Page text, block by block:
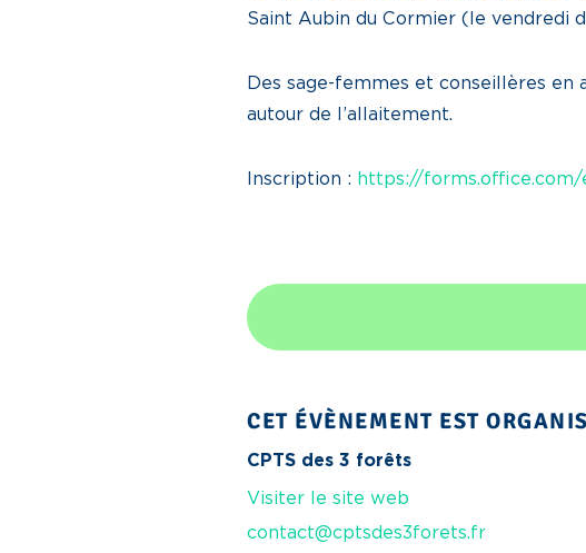
Saint Aubin du Cormier (le vendredi
Des sage-femmes et conseillères en
autour de l’allaitement.
Inscription : https://forms.office.com/
CET ÉVÈNEMENT EST
CPTS des 3 forêts
Visiter le site web
contact@cptsdes3forets.fr